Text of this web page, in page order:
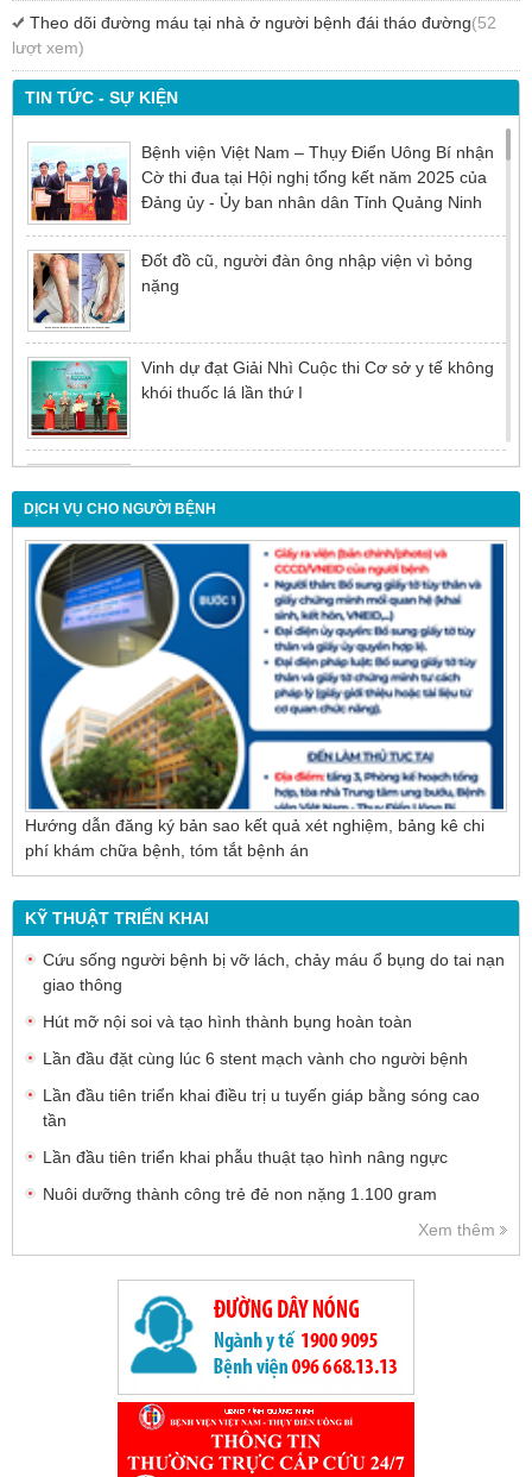
TIN TỨC - SỰ KIỆN
Bệnh viện Việt Nam – Thụy Điển Uông Bí nhận
Cờ thi đua tại Hội nghị tổng kết năm 2025 của
Đảng ủy - Ủy ban nhân dân Tỉnh Quảng Ninh
Đốt đồ cũ, người đàn ông nhập viện vì bỏng
nặng
Vinh dự đạt Giải Nhì Cuộc thi Cơ sở y tế không
khói thuốc lá lần thứ I
chậm trễ
Nội soi mật tụy ngược dòng – Giải pháp tối ưu
cho người bệnh sỏi ống mật chủ
DỊCH VỤ CHO NGƯỜI BỆNH
Hướng dẫn đăng ký bản sao kết quả xét nghiệm, bảng kê chi
phí khám chữa bệnh, tóm tắt bệnh án
KỸ THUẬT TRIỂN KHAI
Cứu sống người bệnh bị vỡ lách, chảy máu ổ bụng do tai nạn
giao thông
Hút mỡ nội soi và tạo hình thành bụng hoàn toàn
Lần đầu đặt cùng lúc 6 stent mạch vành cho người bệnh
Lần đầu tiên triển khai điều trị u tuyến giáp bằng sóng cao
tần
Lần đầu tiên triển khai phẫu thuật tạo hình nâng ngực
Nuôi dưỡng thành công trẻ đẻ non nặng 1.100 gram
Xem thêm
Theo dõi đường máu tại nhà ở người bệnh đái tháo đường(52
lượt xem)